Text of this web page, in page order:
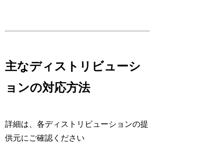
主なディストリビューシ
ョンの対応方法
詳細は、各ディストリビューションの提
供元にご確認ください